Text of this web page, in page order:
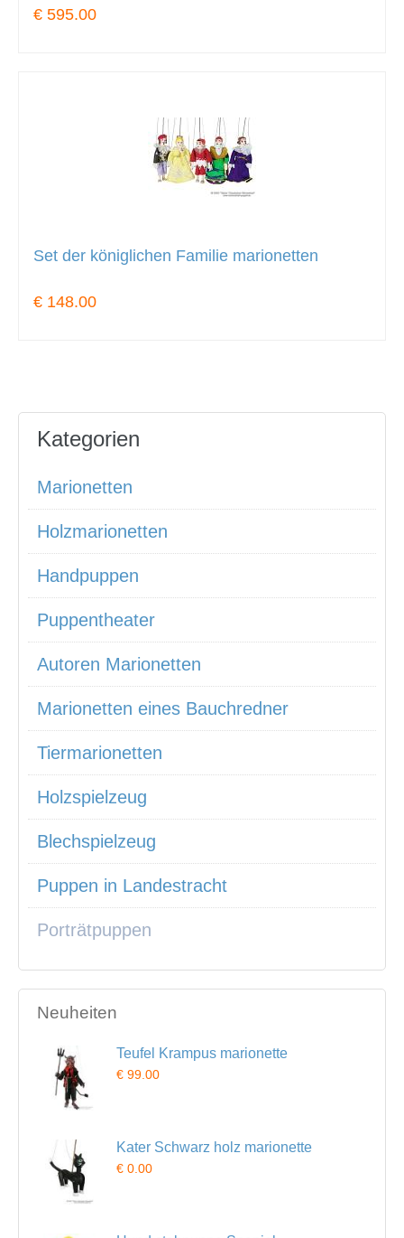
€ 595.00
Set der königlichen Familie marionetten
€ 148.00
Kategorien
Marionetten
Holzmarionetten
Handpuppen
Puppentheater
Autoren Marionetten
Marionetten eines Bauchredner
Tiermarionetten
Holzspielzeug
Blechspielzeug
Puppen in Landestracht
Porträtpuppen
Neuheiten
Teufel Krampus marionette
€ 99.00
Kater Schwarz holz marionette
€ 0.00